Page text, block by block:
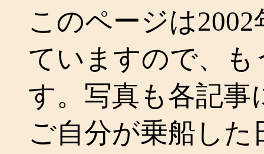
このページは
ていますので、
す。写真も各記事
ご自分が乗船し